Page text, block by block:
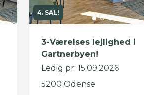
4. SAL!
3-Værelses lejlighed i
Gartnerbyen!
Ledig pr. 15.09.2026
5200 Odense